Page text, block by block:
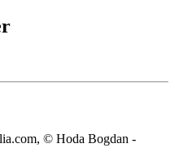
© Hoda Bogdan -